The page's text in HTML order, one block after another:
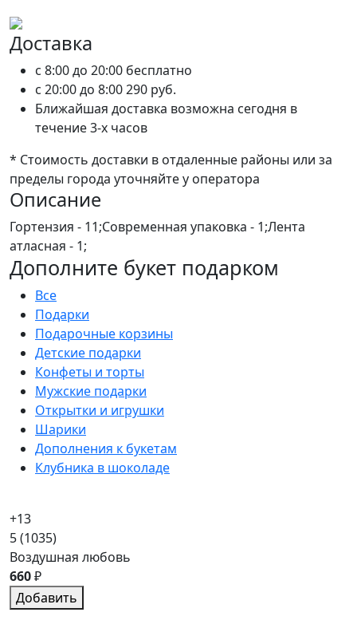
Доставка
c 8:00 до 20:00 бесплатно
c 20:00 до 8:00290 руб.
Ближайшая доставка возможна сегодня в
течение 3-х часов
* Стоимость доставки в отдаленные районы или за
пределы города уточняйте у оператора
Описание
Гортензия - 11;Современная упаковка - 1;Лента
атласная - 1;
Дополните букет подарком
Все
Подарки
Подарочные корзины
Детские подарки
Конфеты и торты
Мужские подарки
Открытки и игрушки
Шарики
Дополнения к букетам
Клубника в шоколаде
+13
5(1035)
Воздушная любовь
660₽
Добавить